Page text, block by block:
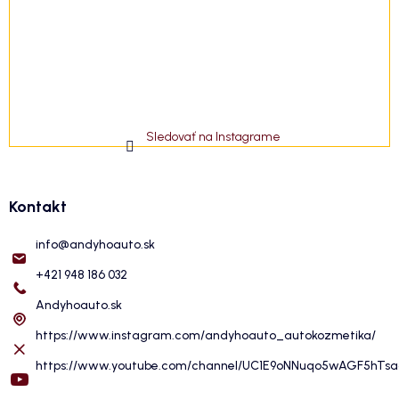
Sledovať na Instagrame
Kontakt
info@andyhoauto.sk
+421 948 186 032
Andyhoauto.sk
https://www.instagram.com/andyhoauto_autokozmetika/
https://www.youtube.com/channel/